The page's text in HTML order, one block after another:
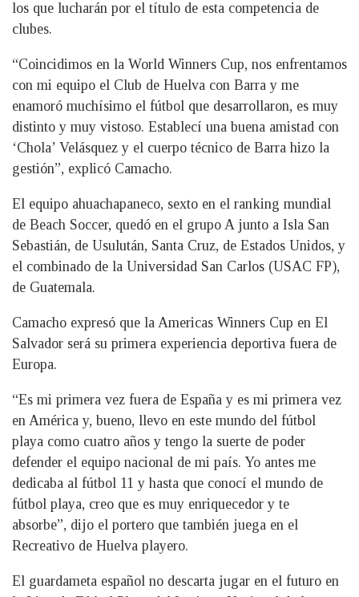
los que lucharán por el título de esta competencia de
clubes.
“Coincidimos en la World Winners Cup, nos enfrentamos
con mi equipo el Club de Huelva con Barra y me
enamoró muchísimo el fútbol que desarrollaron, es muy
distinto y muy vistoso. Establecí una buena amistad con
‘Chola’ Velásquez y el cuerpo técnico de Barra hizo la
gestión”, explicó Camacho.
El equipo ahuachapaneco, sexto en el ranking mundial
de Beach Soccer, quedó en el grupo A junto a Isla San
Sebastián, de Usulután, Santa Cruz, de Estados Unidos, y
el combinado de la Universidad San Carlos (USAC FP),
de Guatemala.
Camacho expresó que la Americas Winners Cup en El
Salvador será su primera experiencia deportiva fuera de
Europa.
“Es mi primera vez fuera de España y es mi primera vez
en América y, bueno, llevo en este mundo del fútbol
playa como cuatro años y tengo la suerte de poder
defender el equipo nacional de mi país. Yo antes me
dedicaba al fútbol 11 y hasta que conocí el mundo de
fútbol playa, creo que es muy enriquecedor y te
absorbe”, dijo el portero que también juega en el
Recreativo de Huelva playero.
El guardameta español no descarta jugar en el futuro en